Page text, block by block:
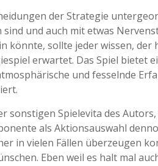
der Strategie
und auch mit etwas
könnte, sollte jeder wissen, der
erwartet. Das Spiel bietet
und fesselnde
sonstigen Spielevita des
als Aktionsauswahl
in vielen Fällen überzeugen
Eben weil es halt mal